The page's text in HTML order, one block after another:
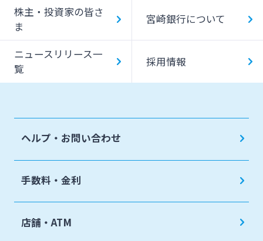
ログオン
English
個人のお客さま
株主・投資家の皆さ
ま
宮崎銀行について
ニュースリリース一
覧
採用情報
ヘルプ・お問い合わせ
手数料・金利
店舗・ATM